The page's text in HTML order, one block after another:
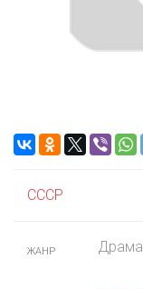
СССР
ЖАНР Драма